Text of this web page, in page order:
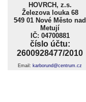
HOVRCH, z.s.
Železova louka 68
549 01 Nové Město nad
Metují
IČ: 04700881
číslo účtu:
2600928477/2010
Email: karborund@centrum.cz